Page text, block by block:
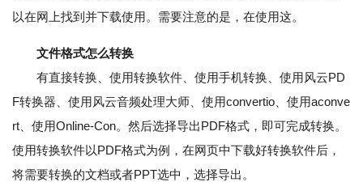
以在网上找到并下载使用。需要注意的是，在使用这。
文件格式怎么转换
有直接转换、使用转换软件、使用手机转换、使用风云PD
F转换器、使用风云音频处理大师、使用convertio、使用aconve
rt、使用Online-Con。然后选择导出PDF格式，即可完成转换。
使用转换软件以PDF格式为例，在网页中下载好转换软件后，
将需要转换的文档或者PPT选中，选择导出。